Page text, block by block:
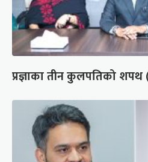
प्रज्ञाका तीन कुलपतिको